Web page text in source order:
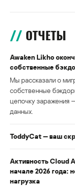
ОТЧЕТЫ
Awaken Likho
собственные
Мы рассказали о
собственные
цепочку заражения
данных.
ToddyCat — ваш
Активность Cloud
начале 2026 года:
нагрузка